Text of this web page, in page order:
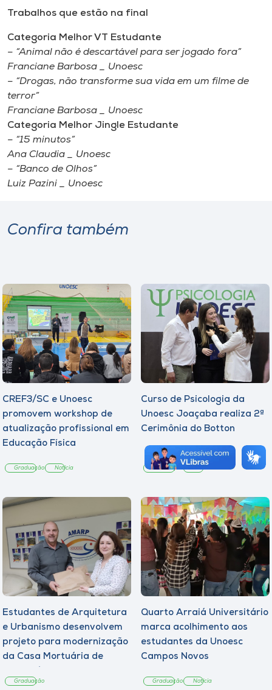
A+
A-
Trabalhos que estão na final
Categoria Melhor VT Estudante
– “Animal não é descartável para ser jogado fora”
Franciane Barbosa _ Unoesc
– “Drogas, não transforme sua vida em um filme de
terror”
Franciane Barbosa _ Unoesc
Categoria Melhor Jingle Estudante
– “15 minutos”
Ana Claudia _ Unoesc
– “Banco de Olhos”
Luiz Pazini _ Unoesc
Confira também
CREF3/SC e Unoesc
promovem workshop de
atualização profissional em
Educação Física
Graduação Notícia
Curso de Psicologia da
Unoesc Joaçaba realiza 2ª
Cerimônia do Botton
Graduação
Estudantes de Arquitetura
e Urbanismo desenvolvem
projeto para modernização
da Casa Mortuária de
Graduação
Quarto Arraiá Universitário
marca acolhimento aos
estudantes da Unoesc
Campos Novos
Graduação Notícia